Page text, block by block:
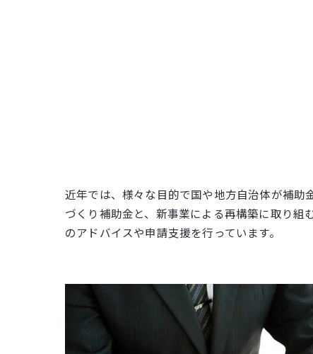
近年では、様々な目的で国や地方自治体が補助
づくり補助金と、新事業による再構築に取り
のアドバイスや申請支援を行っています。